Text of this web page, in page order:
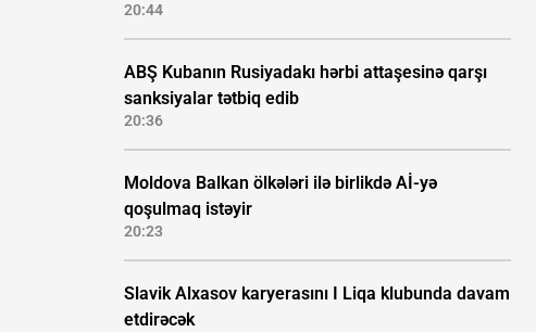
20:44
ABŞ Kubanın Rusiyadakı hərbi attaşesinə qarşı
sanksiyalar tətbiq edib
20:36
Moldova Balkan ölkələri ilə birlikdə Aİ-yə
qoşulmaq istəyir
20:23
Slavik Alxasov karyerasını I Liqa klubunda davam
etdirəcək